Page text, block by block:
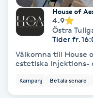
Olaplex
Olaplexbehandling
Ombre
Ombre brows
House of
4.9
Östra
Tider fr.
Välkomna till House
estetiska injektions-
Kampanj Betala senare